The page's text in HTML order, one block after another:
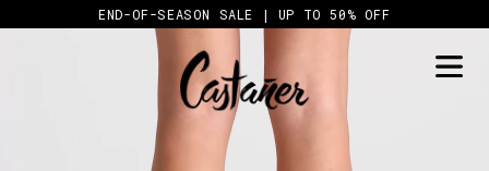
to
END-OF-SEASON SALE | UP TO 50% OFF